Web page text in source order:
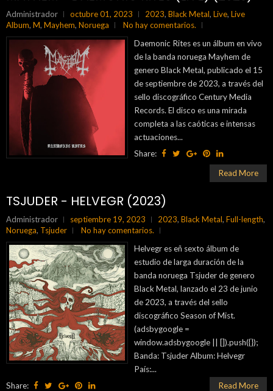
Administrador octubre 01, 2023 2023, Black Metal, Live, Live
Album, M, Mayhem, Noruega
No hay comentarios.
Daemonic Rites es un álbum en vivo
de la banda noruega Mayhem de
genero Black Metal, publicado el 15
de septiembre de 2023, a través del
sello discográfico Century Media
Records. El disco es una mirada
completa a las caóticas e intensas
actuaciones...
Share:
Read More
TSJUDER - HELVEGR (2023)
Administrador septiembre 19, 2023 2023, Black Metal, Full-length,
Noruega, Tsjuder
No hay comentarios.
Helvegr es eñ sexto álbum de
estudio de larga duración de la
banda noruega Tsjuder de genero
Black Metal, lanzado el 23 de junio
de 2023, a través del sello
discográfico Season of Mist.
(adsbygoogle =
window.adsbygoogle || []).push({});
Banda: Tsjuder Album: Helvegr
País:...
Share:
Read More